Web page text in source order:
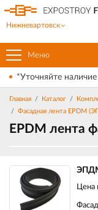
Меню
Нижневартовск
*Уточняйте
Главная Каталог
Фасадная лента EPDM
EPDM лента
Цена